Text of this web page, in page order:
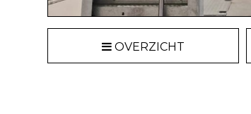
OVERZICHT